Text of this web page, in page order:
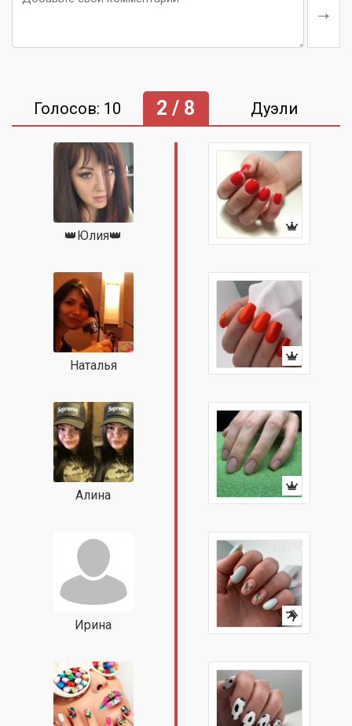
Голосов: 10 2 / 8 Дуэли
👑Юлия👑
Наталья
Алина
Ирина